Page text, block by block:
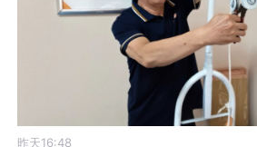
昨天16:48